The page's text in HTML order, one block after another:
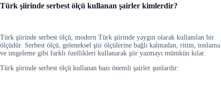
Türk şiirinde serbest ölçü kullanan şairler kimlerdir?
Türk şiirinde serbest ölçü, modern Türk şiirinde yaygın olarak kullanılan bir
ölçüdür. Serbest ölçü, geleneksel şiir ölçülerine bağlı kalmadan, ritim, tonlama
ve imgeleme gibi farklı özellikleri kullanarak şiir yazmayı mümkün kılar.
Türk şiirinde serbest ölçü kullanan bazı önemli şairler şunlardır: